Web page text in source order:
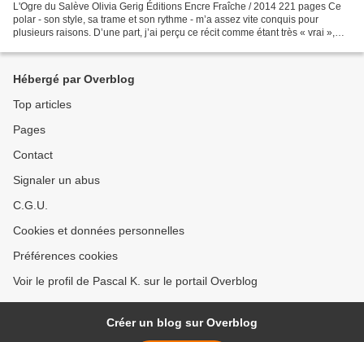
L'Ogre du Salève Olivia Gerig Éditions Encre Fraîche / 2014 221 pages Ce
polar - son style, sa trame et son rythme - m’a assez vite conquis pour
plusieurs raisons. D’une part, j’ai perçu ce récit comme étant très « vrai »,
Hébergé par Overblog
Top articles
Pages
Contact
Signaler un abus
C.G.U.
Cookies et données personnelles
Préférences cookies
Voir le profil de Pascal K. sur le portail Overblog
Créer un blog sur Overblog